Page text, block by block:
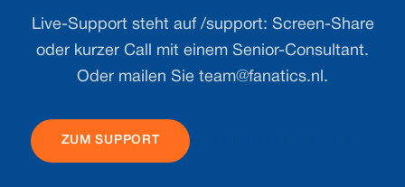
Live-Support steht auf /support: Screen-Share
oder kurzer Call mit einem Senior-Consultant.
Oder mailen Sie team@fanatics.nl .
ZUM SUPPORT